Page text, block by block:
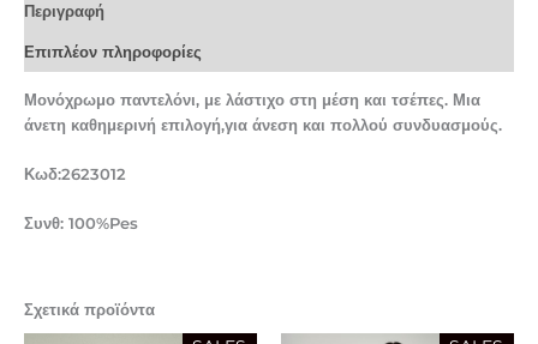
Περιγραφή
Επιπλέον πληροφορίες
Μονόχρωμο παντελόνι, με λάστιχο στη μέση και τσέπες. Μια
άνετη καθημερινή επιλογή,για άνεση και πολλού συνδυασμούς.
Κωδ:2623012
Συνθ: 100%Pes
Σχετικά προϊόντα